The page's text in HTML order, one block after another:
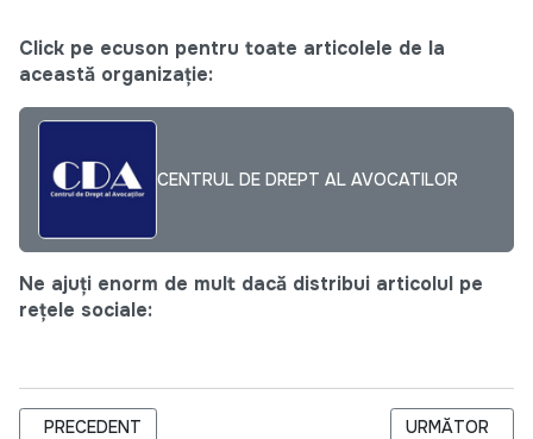
Click pe ecuson pentru toate articolele de la
această organizație:
CENTRUL DE DREPT AL AVOCATILOR
Ne ajuți enorm de mult dacă distribui articolul pe
rețele sociale:
ARTICOL PRECEDENT: CENTRUL DE DREPT AL
PRECEDENT ARTICOLUL
URMĂTOR